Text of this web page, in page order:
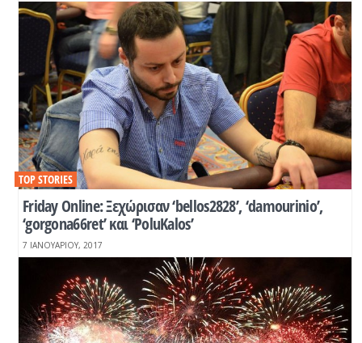
Friday Online: Ξεχώρισαν ‘bellos2828’, ‘damourinio’,
‘gorgona66ret’ και ‘PoluKalos’
TOP STORIES
7 ΙΑΝΟΥΑΡΊΟΥ, 2017